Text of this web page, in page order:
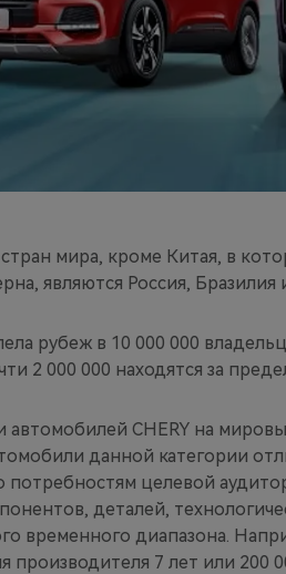
мира, кроме Китая, в
являются Россия, Бразилия
рубеж в 10 000 000
2 000 000 находятся за
автомобилей CHERY на
данной категории
потребностям целевой
деталей,
временного диапазона.
производителя 7 лет или